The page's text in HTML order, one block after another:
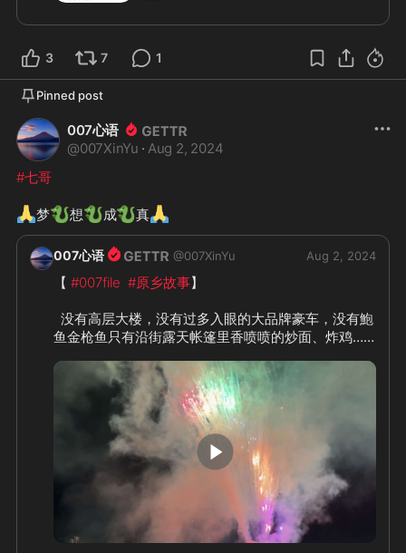
还可能通过以下方式承担刑事责任：
🧩 #媒体战 #金融战 #货币战 三位一
-#万斯 及其贵人，马斯克合作伙伴概
念股 #rumble
❇️
#谷歌
你会在谷歌上使用这个吗？
A.是
-一不留神X在混乱不堪的 #英国、#委
是否越混乱的国家和地区X人气越高
呢？……
     哇塞！勇敢正义的X将站在世界之巅
锋芒全球 🤨
   无论成败都将利好
#新中国联邦
G系列
！祝成功🦾👏🐂
3 7 1
Pinned post
007心语
@007XinYu · Aug 2, 2024
#七哥
🙏梦🐉想🐉成🐉真🙏
007心语 @007XinYu Aug 2, 2024
【 #007file #原乡故事】
  没有高层大楼，没有过多入眼的大品牌豪车，没有鮑
鱼金枪鱼只有沿街露天帐篷里香喷喷的炒面、炸鸡……
   一群男女老少传承和坚守着他/她们的传统、习俗和
文化……
    最入目的是他们的
#笑脸，最有体感的是
   不知道接地气的活着是否包含这样的场面和情节，
至少我爱也渴望如此简朴、纯真、没有太多攀比和互
斗，每天可以面带笑容淡定却自在的活着并默默地代
代相传……